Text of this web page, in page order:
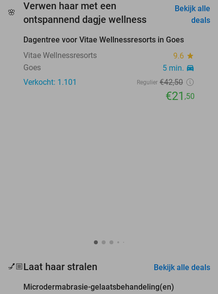
🌸
Verwen haar met een
ontspannend dagje wellness
Bekijk alle
deals
49%
favorite_border
Dagentree voor Vitae Wellnessresorts in Goes
Vitae Wellnessresorts
9.6 star
Goes 5 min. directions_car
Verkocht: 1.101 Regulier €42,50
€21 ,50
💅🏼Laat haar stralen Bekijk alle deals
favorite_border
Microdermabrasie-gelaatsbehandeling(en)